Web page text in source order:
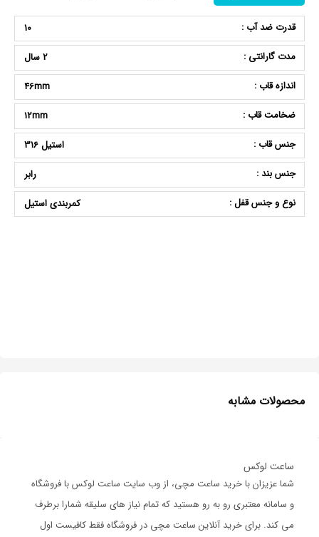
قدرت ضد آب :
10
مدت گارانتی :
2 سال
اندازه قاب :
46mm
ضخامت قاب :
12mm
جنس قاب :
استیل 316
جنس بند :
رابر
نوع و جنس قفل :
کمربندی استیل
محصولات مشابه
ساعت لوکس
شما عزیزان با خرید ساعت مچی، از وب سایت ساعت لوکس با فروشگاه
و سامانه معتبری رو به رو هستید که تمام نیاز های سلیقه شمارا برطرف
می کند. برای خرید آنلاین ساعت مچی در فروشگاه فقط کافیست اول